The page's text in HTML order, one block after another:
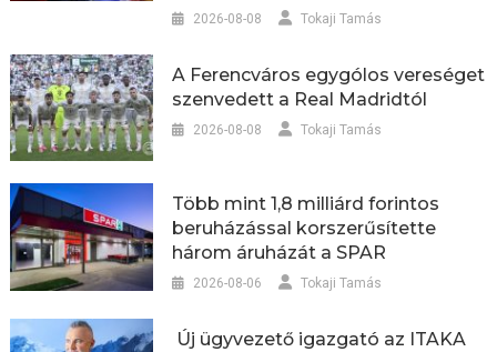
2026-08-08 Tokaji Tamás
A Ferencváros egygólos vereséget
szenvedett a Real Madridtól
2026-08-08 Tokaji Tamás
Több mint 1,8 milliárd forintos
beruházással korszerűsítette
három áruházát a SPAR
2026-08-06 Tokaji Tamás
Új ügyvezető igazgató az ITAKA